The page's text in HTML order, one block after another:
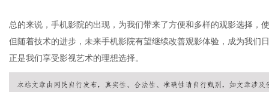
总的来说，手机影院的出现，为我们带来了方便和多样的观影选择，
但随着技术的进步，未来手机影院有望继续改善观影体验，成为我们
正是我们享受影视艺术的理想选择。